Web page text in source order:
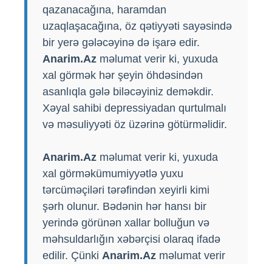
qazanacağına, haramdan
uzaqlaşacağına, öz qətiyyəti sayəsində
bir yerə gələcəyinə də işarə edir.
Anarim.Az məlumat verir ki, yuxuda
xal görmək hər şeyin öhdəsindən
asanlıqla gələ biləcəyiniz deməkdir.
Xəyal sahibi depressiyadan qurtulmalı
və məsuliyyəti öz üzərinə götürməlidir.
Anarim.Az məlumat verir ki, yuxuda
xal görməkümumiyyətlə yuxu
tərcüməçiləri tərəfindən xeyirli kimi
şərh olunur. Bədənin hər hansı bir
yerində görünən xallar bolluğun və
məhsuldarlığın xəbərçisi olaraq ifadə
edilir. Çünki Anarim.Az məlumat verir